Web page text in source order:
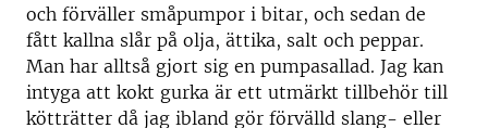
och förväller småpumpor i bitar, och sedan de
fått kallna slår på olja, ättika, salt och peppar.
Man har alltså gjort sig en pumpasallad. Jag kan
intyga att kokt gurka är ett utmärkt tillbehör till
kötträtter då jag ibland gör förvälld slang- eller